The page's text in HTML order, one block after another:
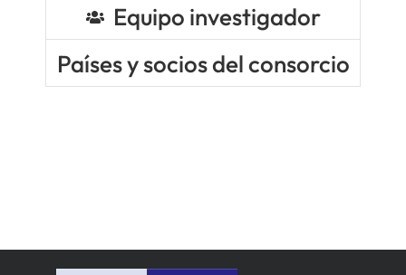
Equipo investigador
Países y socios del consorcio